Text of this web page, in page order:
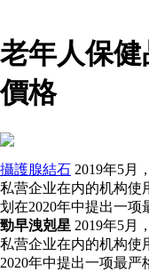
老年人保
價格
攝護腺結石 2019年5月
私营企业在内的机构使
划在2020年中提出一项
勁早洩剋星 2019年5月
私营企业在内的机构使
2020年中提出一项最